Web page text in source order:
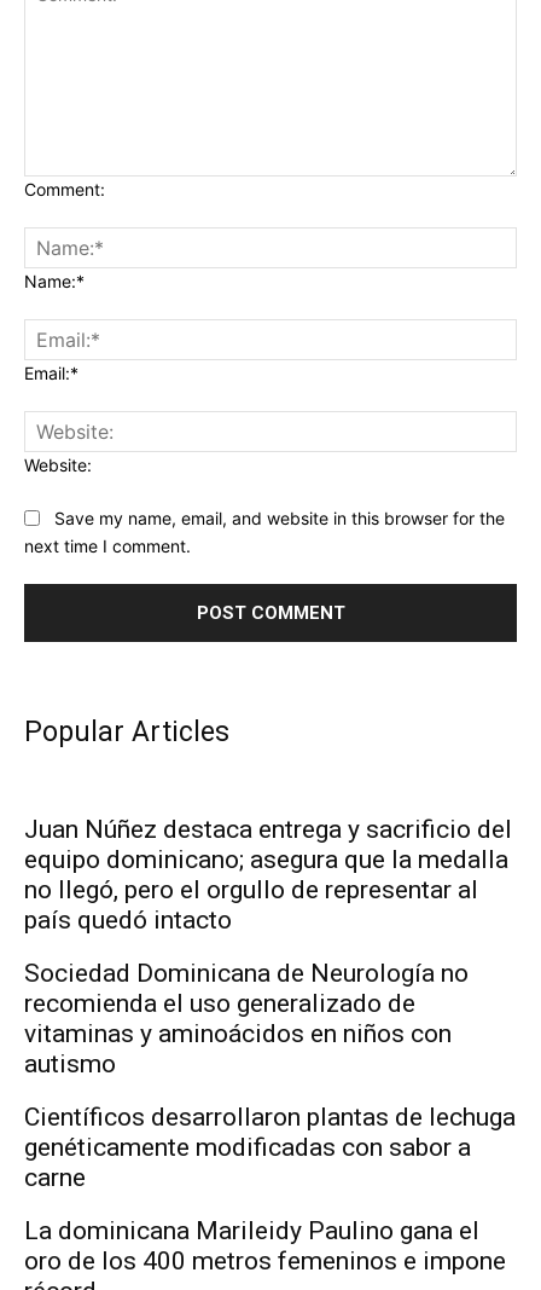
Comment:
Name:*
Email:*
Website:
Save my name, email, and website in this browser for the
next time I comment.
Popular Articles
Juan Núñez destaca entrega y sacrificio del
equipo dominicano; asegura que la medalla
no llegó, pero el orgullo de representar al
país quedó intacto
Sociedad Dominicana de Neurología no
recomienda el uso generalizado de
vitaminas y aminoácidos en niños con
autismo
Científicos desarrollaron plantas de lechuga
genéticamente modificadas con sabor a
carne
La dominicana Marileidy Paulino gana el
oro de los 400 metros femeninos e impone